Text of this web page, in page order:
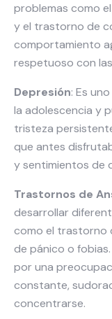
problemas como
y el trastorno de
comportamiento
respetuoso con
Depresión: Es
la adolescencia y
tristeza
que antes
y sentimientos de
Trastornos de
desarrollar
como el trastorno
de pánico o
por una
constante,
concentrarse.